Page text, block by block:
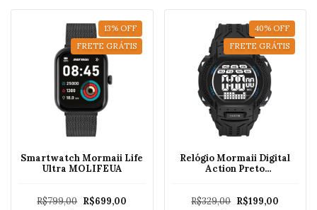
13% OFF
FRETE GRÁTIS
Smartwatch Mormaii Life
Ultra MOLIFEUA
R$799,00 R$699,00
40% OFF
FRETE GRÁTIS
Relógio Mormaii Digital
Action Preto
R$329,00 R$199,00